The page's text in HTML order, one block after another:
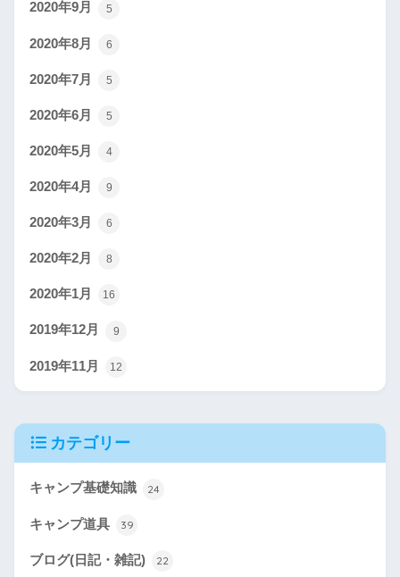
2020年9月 5
2020年8月 6
2020年7月 5
2020年6月 5
2020年5月 4
2020年4月 9
2020年3月 6
2020年2月 8
2020年1月 16
2019年12月 9
2019年11月 12
カテゴリー
キャンプ基礎知識 24
キャンプ道具 39
ブログ(日記・雑記) 22